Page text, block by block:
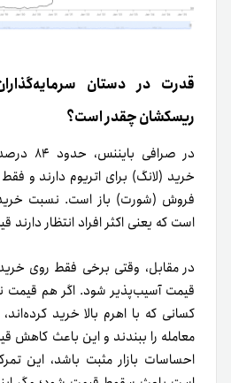
قدرت در دستان
ریسکشان چقدر است؟
در
است که یعنی اکثر افراد انتظار دارند
در مقابل، وقتی برخی فقط روی
قیمت آسیب‌پذیر شود. اگر هم قیمت
کسانی که با اهرم بالا خرید
معامله را ببندند و این باعث
احساسات بازار مثبت باشد، این